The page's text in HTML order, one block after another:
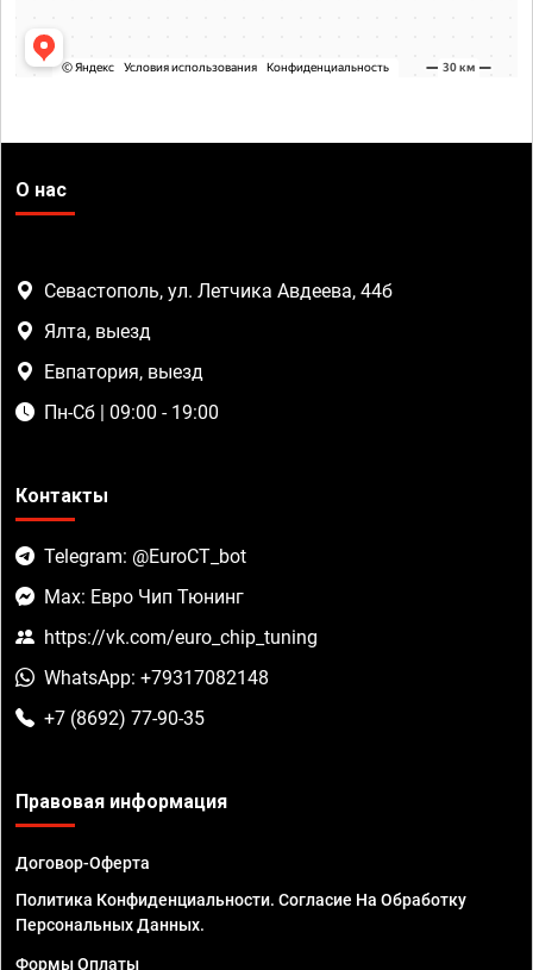
О нас
Севастополь, ул. Летчика Авдеева, 44б
Ялта, выезд
Евпатория, выезд
Пн-Сб | 09:00 - 19:00
Контакты
Telegram: @EuroCT_bot
Max: Евро Чип Тюнинг
https://vk.com/euro_chip_tuning
WhatsApp: +79317082148
+7 (8692) 77-90-35
Правовая информация
Договор-Оферта
Политика Конфиденциальности. Согласие На Обработку
Персональных Данных.
Формы Оплаты